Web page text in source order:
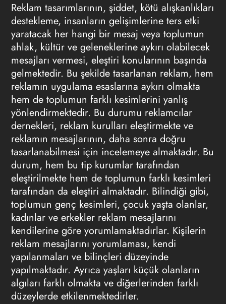
Reklam tasarımlarının, şiddet, kötü alışkanlıkları
destekleme, insanların gelişimlerine ters etki
yaratacak her hangi bir mesaj veya toplumun
ahlak, kültür ve geleneklerine aykırı olabilecek
mesajları vermesi, eleştiri konularının başında
gelmektedir. Bu şekilde tasarlanan reklam, hem
reklamın uygulama esaslarına aykırı olmakta
hem de toplumun farklı kesimlerini yanlış
yönlendirmektedir. Bu durumu reklamcılar
dernekleri, reklam kurulları eleştirmekte ve
reklamın mesajlarının, daha sonra doğru
tasarlanabilmesi için incelemeye almaktadır. Bu
durum, hem bu tip kurumlar tarafından
eleştirilmekte hem de toplumun farklı kesimleri
tarafından da eleştiri almaktadır. Bilindiği gibi,
toplumun genç kesimleri, çocuk yaşta olanlar,
kadınlar ve erkekler reklam mesajlarını
kendilerine göre yorumlamaktadırlar. Kişilerin
reklam mesajlarını yorumlaması, kendi
yapılanmaları ve bilinçleri düzeyinde
yapılmaktadır. Ayrıca yaşları küçük olanların
algıları farklı olmakta ve diğerlerinden farklı
düzeylerde etkilenmektedirler.